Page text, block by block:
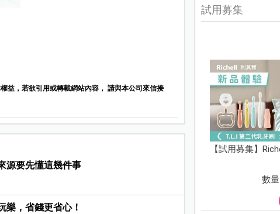
益，若欲引用或轉載網站內容， 請與本公司來信接
源要先懂這幾件事
樂，省錢更省心！
試用募集
【試用募集】
數